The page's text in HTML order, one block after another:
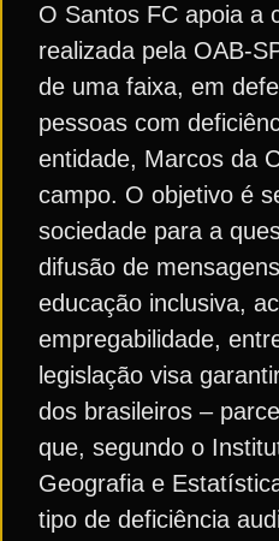
O Santos FC apoia a
realizada pela OAB-
de uma faixa, em
pessoas com
entidade, Marcos da
campo. O objetivo é
sociedade para a
difusão de
educação inclusiva,
empregabilidade,
legislação visa
dos brasileiros –
que, segundo o
Geografia e
tipo de deficiência